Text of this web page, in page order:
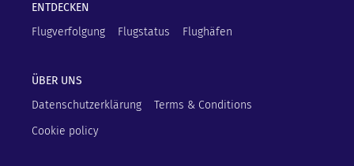
ENTDECKEN
Flugverfolgung
Flugstatus Flughäfen
ÜBER UNS
Datenschutzerklärung
Terms & Conditions
Cookie policy